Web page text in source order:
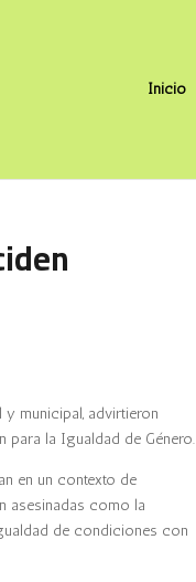
Inicio
municipal, advirtieron
para la Igualdad de Género.
en un contexto de
asesinadas como la
de condiciones con